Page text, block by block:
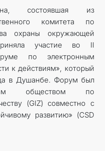
состоявшая из
комитета по
охраны окружающей
участие во II
по электронным
к действиям», который
в Душанбе. Форум был
обществом по
(GIZ) совместно с
развитию» (CSD